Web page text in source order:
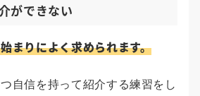
ができない
まりによく求められます。
自信を持って紹介する練習をし